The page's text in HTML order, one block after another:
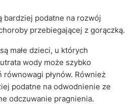
bardziej podatne na rozwój
przebiegającej z gorączką.
małe dzieci, u których
wody może szybko
płynów. Również
podatne na odwodnienie ze
odczuwanie pragnienia.